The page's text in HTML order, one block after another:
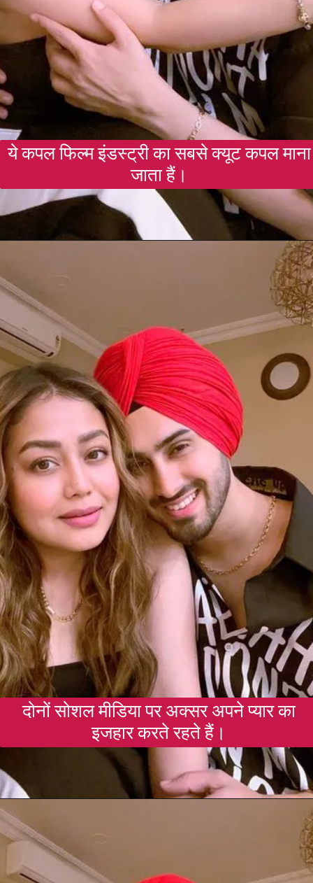
ये कपल फिल्म इंडस्ट्री का सबसे क्यूट कपल माना
दोनों सोशल मीडिया पर अक्सर अपने प्यार का
इजहार करते रहते हैं।